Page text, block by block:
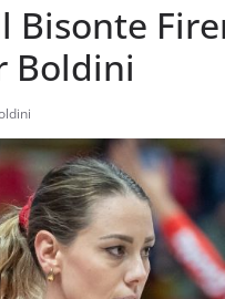
Bisonte
Boldini